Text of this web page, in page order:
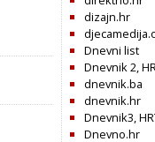
dizajn.hr
Dnevni list
Dnevnik 2,
dnevnik.ba
dnevnik.hr
Dnevnik3,
Dnevno.hr